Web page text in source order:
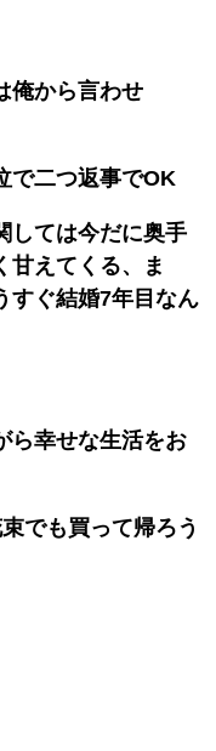
俺から言わせ
で二つ返事でOK
しては今だに奥手
甘えてくる、ま
すぐ結婚7年目なん
ら幸せな生活をお
でも買って帰ろう